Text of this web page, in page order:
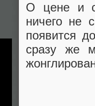
О цене и
ничего не
появится
сразу же